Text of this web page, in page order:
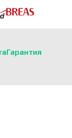
Гарантия